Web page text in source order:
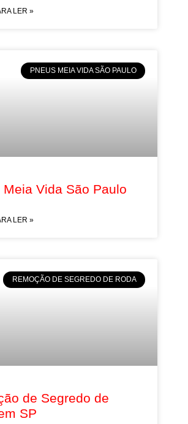
LER »
PNEUS MEIA VIDA SÃO PAULO
Meia Vida São Paulo
LER »
REMOÇÃO DE SEGREDO DE RODA
de Segredo de
SP